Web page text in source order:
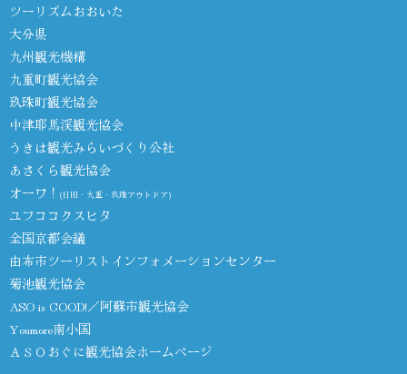
ツーリズムおおいた
大分県
九州観光機構
九重町観光協会
玖珠町観光協会
中津耶馬渓観光協会
うきは観光みらいづくり公社
あさくら観光協会
オーワ！ (日田・九重・玖珠アウトドア)
ユフココクスヒタ
全国京都会議
由布市ツーリストインフォメーションセンター
菊池観光協会
ASO is GOOD!／阿蘇市観光協会
Youmore南小国
ＡＳＯおぐに観光協会ホームページ